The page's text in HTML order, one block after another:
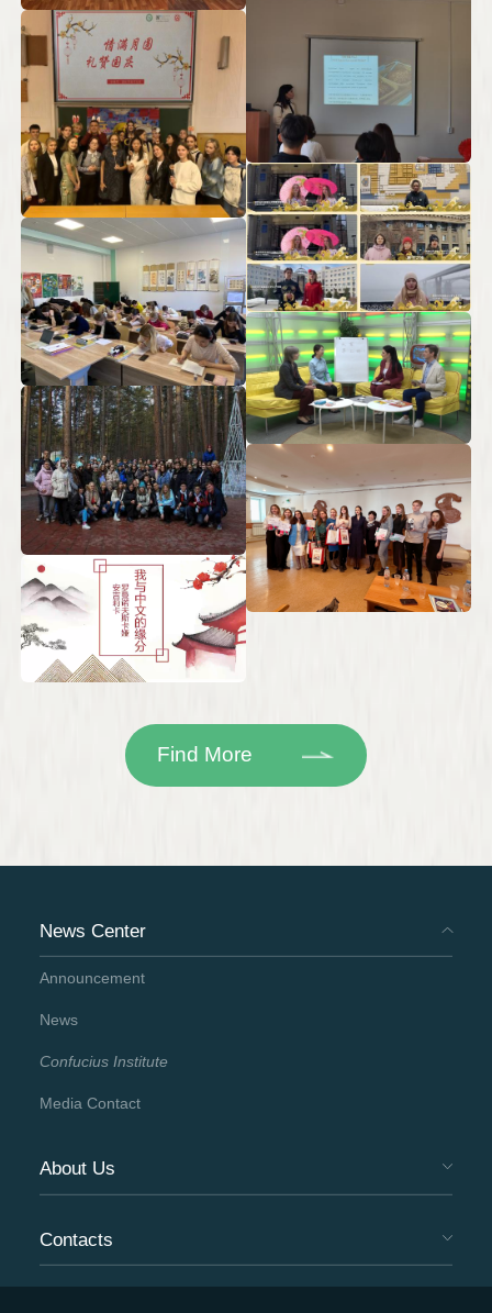
Find More
News Center
Announcement
News
Confucius Institute
Media Contact
About Us
Contacts